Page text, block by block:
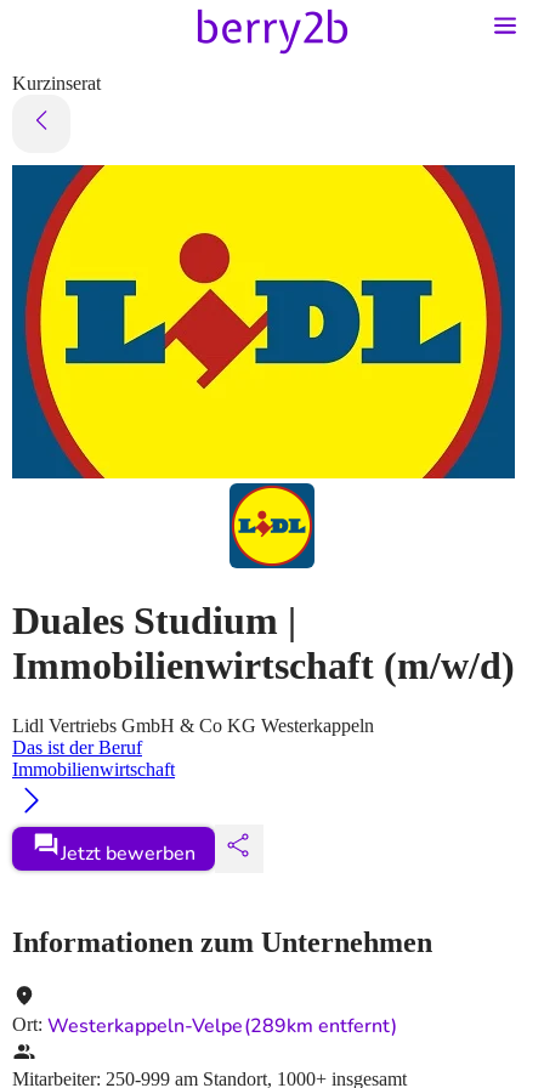
Kurzinserat
Duales Studium |
Immobilienwirtschaft (m/w/d)
Lidl Vertriebs GmbH & Co KG Westerkappeln
Das ist der Beruf
Immobilienwirtschaft
Jetzt bewerben
Informationen zum Unternehmen
Ort: Westerkappeln-Velpe(289km entfernt)
Mitarbeiter: 250-999 am Standort, 1000+ insgesamt